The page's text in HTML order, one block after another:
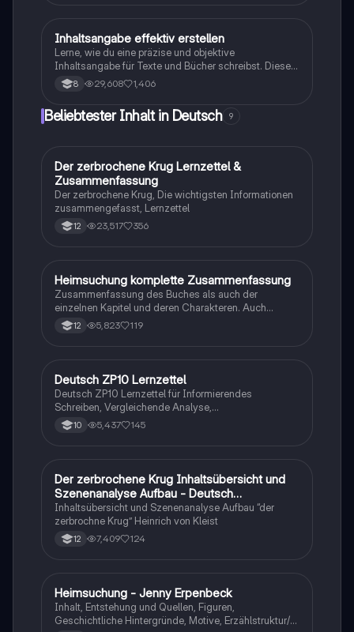
möchten.
Deutsch
Inhaltsangabe effektiv erstellen
Lerne, wie du eine präzise und objektive
Inhaltsangabe für Texte und Bücher schreibst. Diese
Anleitung umfasst die 7 W-Fragen, die richtige
Struktur und wichtige Tipps zur Vermeidung von
Zusammenfassungsfähigkeiten verbessern möchten.
8 29,608 1,406
Beliebtester Inhalt in Deutsch 9
Deutsch
Der zerbrochene Krug Lernzettel &
Zusammenfassung
Der zerbrochene Krug, Die wichtigsten Informationen
zusammengefasst, Lernzettel
12 23,517 356
Deutsch
Heimsuchung komplette Zusammenfassung
Zusammenfassung des Buches als auch der
einzelnen Kapitel und deren Charakteren. Auch
tabellarisch. Im Unterricht ohne KI erstellt
12 5,823 119
Deutsch
Deutsch ZP10 Lernzettel
Deutsch ZP10 Lernzettel für Informierendes
Schreiben, Vergleichende Analyse,
Sachtexte/Roman/Gedicht..
10 5,437 145
Deutsch
Der zerbrochene Krug Inhaltsübersicht und
Szenenanalyse Aufbau - Deutsch
Q1/Q2/Abitur
Inhaltsübersicht und Szenenanalyse Aufbau “der
zerbrochne Krug” Heinrich von Kleist
12 7,409 124
Deutsch
Heimsuchung - Jenny Erpenbeck
Inhalt, Entstehung und Quellen, Figuren,
Geschichtliche Hintergründe, Motive, Erzählstruktur/-